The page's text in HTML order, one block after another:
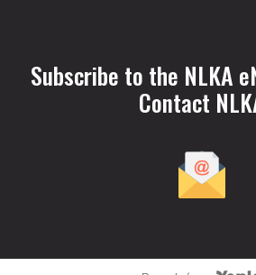
Subscribe to the NLKA
Contact